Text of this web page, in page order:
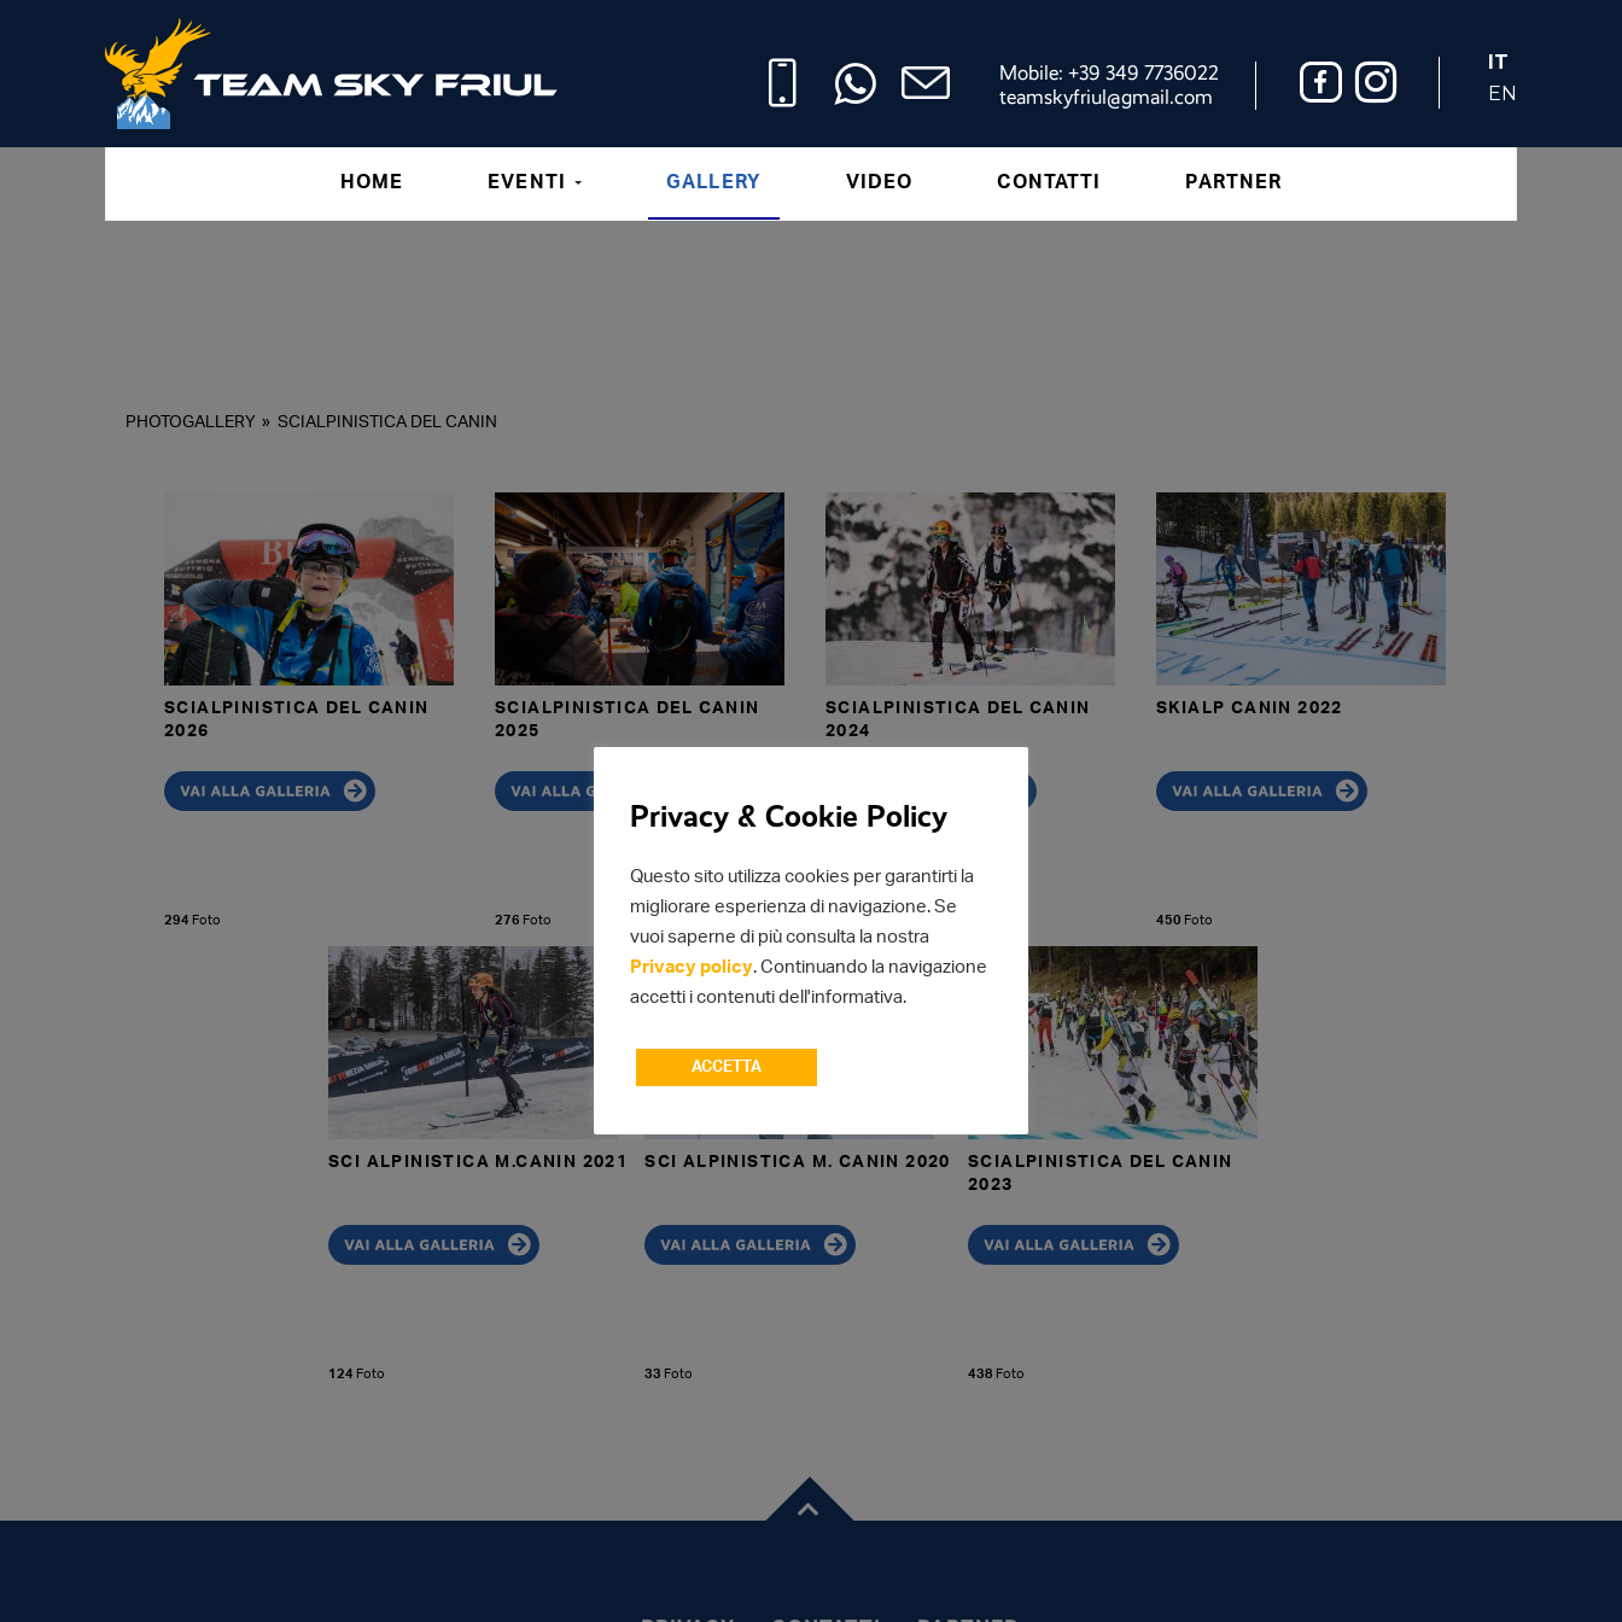
Mobile: +39 349 7736022
teamskyfriul@gmail.com
IT
EN
HOME EVENTI GALLERY VIDEO CONTATTI PARTNER
PHOTOGALLERY » SCIALPINISTICA DEL CANIN
SCIALPINISTICA DEL CANIN
2026
294 Foto
SCIALPINISTICA DEL CANIN
2025
276 Foto
SCIALPINISTICA DEL CANIN
2024
Foto
SKIALP CANIN 2022
450 Foto
SCI ALPINISTICA M.CANIN 2021
124 Foto
SCI ALPINISTICA M. CANIN 2020
33 Foto
SCIALPINISTICA DEL CANIN
2023
438 Foto
Privacy & Cookie Policy
Questo sito utilizza cookies per garantirti la
migliorare esperienza di navigazione. Se
vuoi saperne di più consulta la nostra
Privacy policy. Continuando la navigazione
accetti i contenuti dell'informativa.
ACCETTA